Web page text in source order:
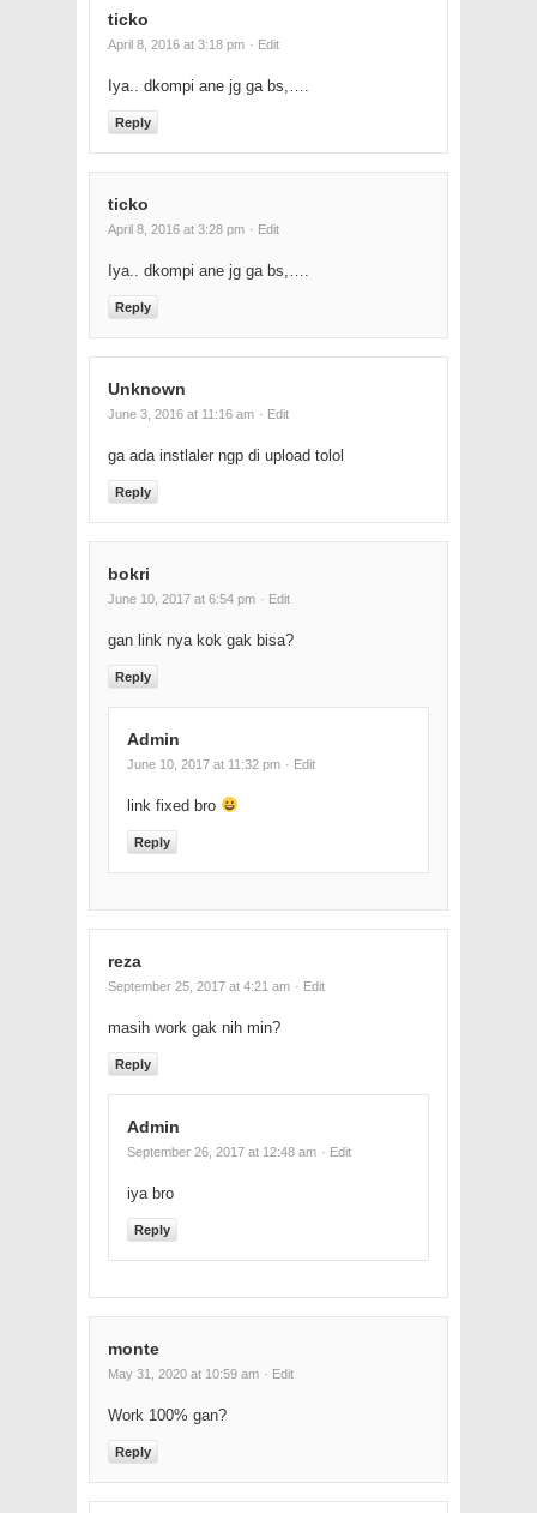
ticko
April 8, 2016 at 3:18 pm · Edit
Iya.. dkompi ane jg ga bs,….
Reply
ticko
April 8, 2016 at 3:28 pm · Edit
Iya.. dkompi ane jg ga bs,….
Reply
Unknown
June 3, 2016 at 11:16 am · Edit
ga ada instlaler ngp di upload tolol
Reply
bokri
June 10, 2017 at 6:54 pm · Edit
gan link nya kok gak bisa?
Reply
Admin
June 10, 2017 at 11:32 pm · Edit
link fixed bro
Reply
reza
September 25, 2017 at 4:21 am · Edit
masih work gak nih min?
Reply
Admin
September 26, 2017 at 12:48 am · Edit
iya bro
Reply
monte
May 31, 2020 at 10:59 am · Edit
Work 100% gan?
Reply